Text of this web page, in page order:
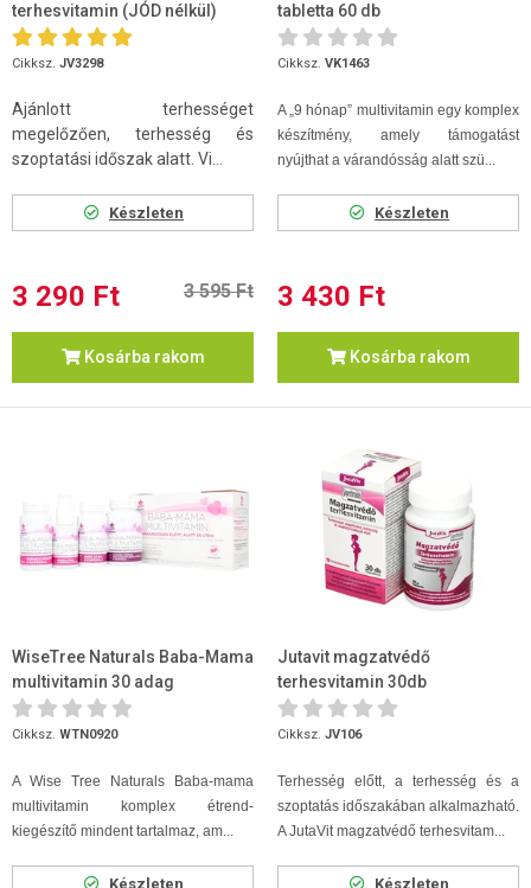
terhesvitamin (JÓD nélkül)
filmtabletta 60db
Cikksz. JV3298
Ajánlott terhességet
megelőzően, terhesség és
szoptatási időszak alatt. Vi...
Készleten
3 290 Ft 3 595 Ft
Kosárba rakom
tabletta 60 db
Cikksz. VK1463
A „9 hónap” multivitamin egy komplex
készítmény, amely támogatást
nyújthat a várandósság alatt szü...
Készleten
3 430 Ft
Kosárba rakom
WiseTree Naturals Baba-Mama
multivitamin 30 adag
Cikksz. WTN0920
A Wise Tree Naturals Baba-mama
multivitamin komplex étrend-
kiegészítő mindent tartalmaz, am...
Készleten
Jutavit magzatvédő
terhesvitamin 30db
Cikksz. JV106
Terhesség előtt, a terhesség és a
szoptatás időszakában alkalmazható.
A JutaVit magzatvédő terhesvitam...
Készleten